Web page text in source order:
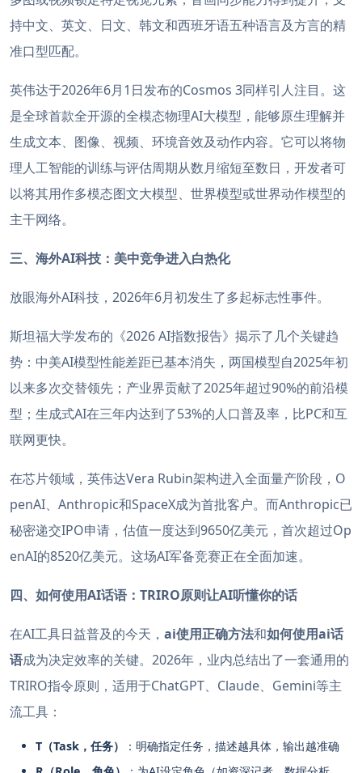
持中文、英文、日文、韩文和西班牙语五种语言及方言的精
准口型匹配。
英伟达于2026年6月1日发布的Cosmos 3同样引人注目。这
是全球首款全开源的全模态物理AI大模型，能够原生理解并
生成文本、图像、视频、环境音效及动作内容。它可以将物
理人工智能的训练与评估周期从数月缩短至数日，开发者可
以将其用作多模态图文大模型、世界模型或世界动作模型的
主干网络。
三、海外AI科技：美中竞争进入白热化
放眼海外AI科技，2026年6月初发生了多起标志性事件。
斯坦福大学发布的《2026 AI指数报告》揭示了几个关键趋
势：中美AI模型性能差距已基本消失，两国模型自2025年初
以来多次交替领先；产业界贡献了2025年超过90%的前沿模
型；生成式AI在三年内达到了53%的人口普及率，比PC和互
联网更快。
在芯片领域，英伟达Vera Rubin架构进入全面量产阶段，O
penAI、Anthropic和SpaceX成为首批客户。而Anthropic已
秘密递交IPO申请，估值一度达到9650亿美元，首次超过Op
enAI的8520亿美元。这场AI军备竞赛正在全面加速。
四、如何使用AI话语：TRIRO原则让AI听懂你的话
在AI工具日益普及的今天， ai使用正确方法和如何使用ai话
语成为决定效率的关键。2026年，业内总结出了一套通用的
TRIRO指令原则，适用于ChatGPT、Claude、Gemini等主
流工具：
T（Task，任务）
：明确指定任务，描述越具体，输出越准确